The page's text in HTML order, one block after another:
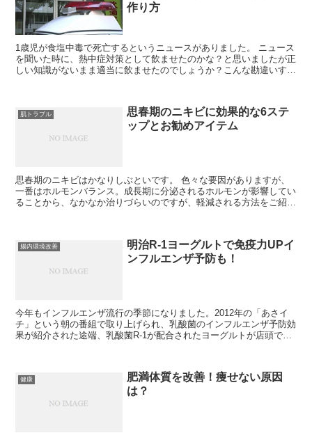
作り方
1歳児が食塩中毒で死亡するというニュースがありました。 ニュース
を聞いた時に、熱中症対策として飲ませたのかな？と思いましたが正
しい知識がないまま適当に飲ませたのでしょうか？こんな勘違いする
肌トラブル
思春期のニキビに効果的な6ステ
ップとお勧めアイテム
思春期のニキビはかなりしぶといです。 色々な要因がありますが、
一番はホルモンバランス。成長期に分泌されるホルモンが影響してい
ることから、なかなか治りづらいのですが、軽減される方法をご紹介
腸内環境改善
明治R-1ヨーグルトで免疫力UPイ
ンフルエンザ予防も！
今年もインフルエンザ流行の季節になりました。2012年の「あさイ
チ」という朝の番組で取り上げられ、乳酸菌のインフルエンザ予防効
果が紹介された途端、乳酸菌R-1が配合されたヨーグルトが店頭で売
健康
肥満体質を改善！痩せない原因
は？